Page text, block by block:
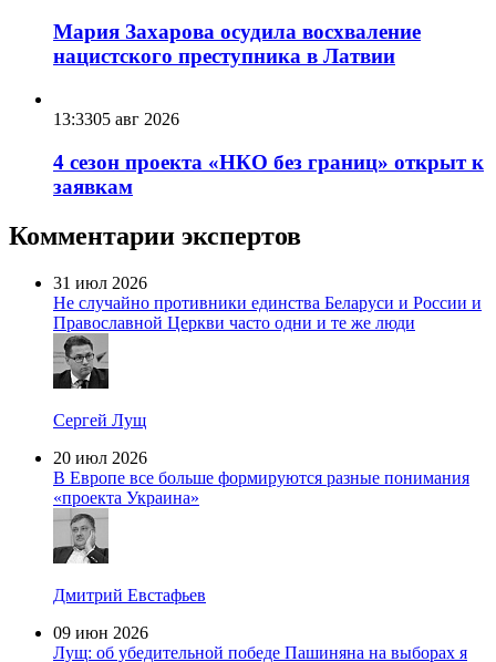
Мария Захарова осудила восхваление
нацистского преступника в Латвии
13:3305 авг 2026
4 сезон проекта «НКО без границ» открыт к
заявкам
Комментарии экспертов
31 июл 2026
Не случайно противники единства Беларуси и России и
Православной Церкви часто одни и те же люди
Сергей Лущ
20 июл 2026
В Европе все больше формируются разные понимания
«проекта Украина»
Дмитрий Евстафьев
09 июн 2026
Лущ: об убедительной победе Пашиняна на выборах я